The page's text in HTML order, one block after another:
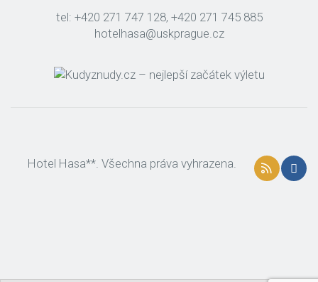
tel: +420 271 747 128, +420 271 745 885
hotelhasa@uskprague.cz
Hotel Hasa**. Všechna práva vyhrazena.